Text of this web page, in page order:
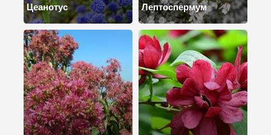
Цеанотус Лептоспермум